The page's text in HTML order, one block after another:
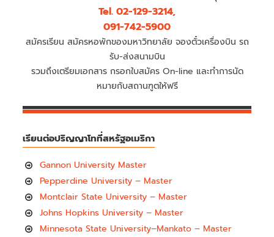
Tel. 02-129-3214,
091-742-5900
สมัครเรียน สมัครหอพักของมหาวิทยาลัย จองตั๋วเครื่องบิน รถ
รับ-ส่งสนามบิน
รวมถึงเตรียมเอกสาร กรอกใบสมัคร On-line และทำการนัด
หมายกับสถานฑูตให้ฟรี
เรียนต่อปริญญาโทที่สหรัฐอเมริกา
Gannon University Master
Pepperdine University – Master
Montclair State University – Master
Johns Hopkins University – Master
Minnesota State University–Mankato – Master